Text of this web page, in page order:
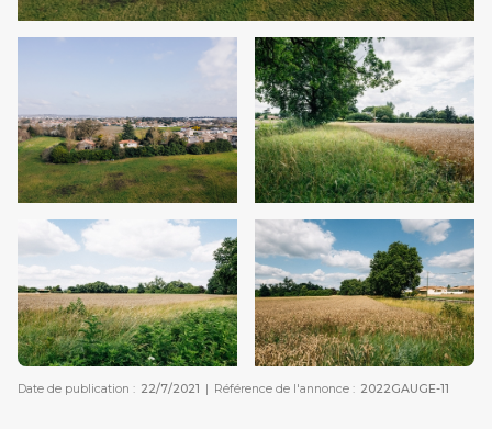
Date de publication : 22/7/2021 | Référence de l'annonce : 2022GAUGE-11